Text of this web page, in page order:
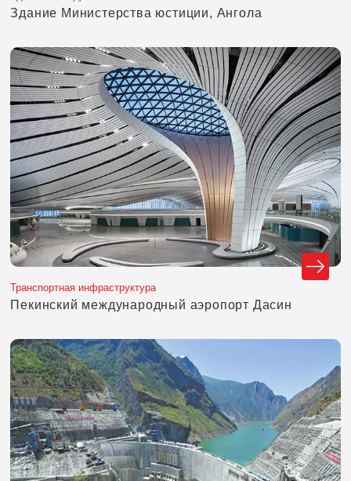
Здание Министерства юстиции, Ангола
Транспортная инфраструктура
Пекинский международный аэропорт Дасин